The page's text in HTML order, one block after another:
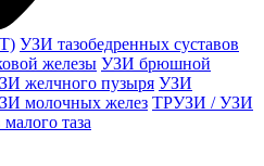
УЗИ тазобедренных суставов
железы УЗИ брюшной
желчного пузыря УЗИ
молочных желез ТРУЗИ / УЗИ
таза